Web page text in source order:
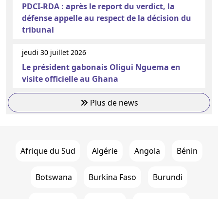
PDCI-RDA : après le report du verdict, la
défense appelle au respect de la décision du
tribunal
jeudi 30 juillet 2026
Le président gabonais Oligui Nguema en
visite officielle au Ghana
Plus de news
Afrique du Sud Algérie Angola Bénin
Botswana Burkina Faso Burundi